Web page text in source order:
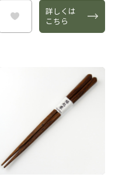
詳しくは
こちら